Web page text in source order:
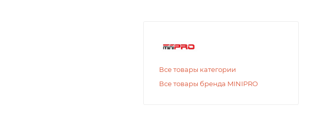
Все товары категории
Все товары бренда MINIPRO